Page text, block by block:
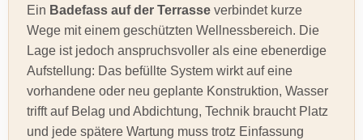
Ein Badefass auf der Terrasse verbindet kurze
Wege mit einem geschützten Wellnessbereich. Die
Lage ist jedoch anspruchsvoller als eine ebenerdige
Aufstellung: Das befüllte System wirkt auf eine
vorhandene oder neu geplante Konstruktion, Wasser
trifft auf Belag und Abdichtung, Technik braucht Platz
und jede spätere Wartung muss trotz Einfassung